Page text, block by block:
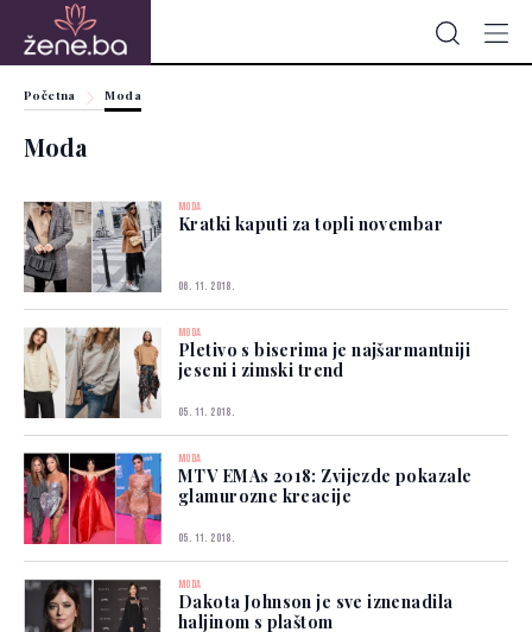
Početna Moda
Moda
MODA
Kratki kaputi za topli novembar
06. 11. 2018.
MODA
Pletivo s biserima je najšarmantniji
jeseni i zimski trend
05. 11. 2018.
MODA
MTV EMAs 2018: Zvijezde pokazale
glamurozne kreacije
05. 11. 2018.
MODA
Dakota Johnson je sve iznenadila
haljinom s plaštom